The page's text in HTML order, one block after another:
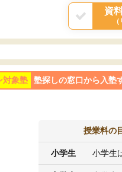
資
対象塾 塾探しの窓口から入塾
授業料の
小学生 小学生